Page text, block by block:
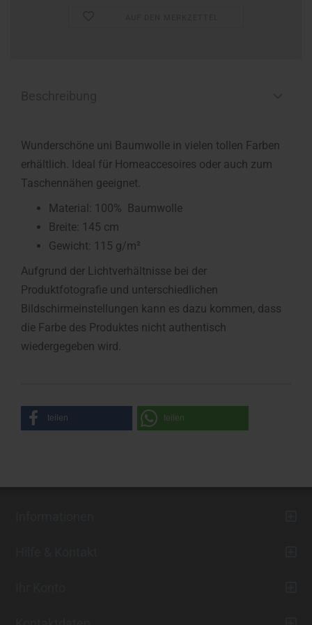
Wunderschöne uni Baumwolle in vielen tollen Farben
erhältlich. Ideal für Homeaccesoires oder auch zum
Taschennähen geeignet.
Material: 100% Baumwolle
Breite: 145 cm
Gewicht: 115 g/m²
Aufgrund der Lichtverhältnisse bei der
Produktfotografie und unterschiedlichen
Bildschirmeinstellungen kann es dazu kommen, dass
die Farbe des Produktes nicht authentisch
wiedergegeben wird.
teilen teilen